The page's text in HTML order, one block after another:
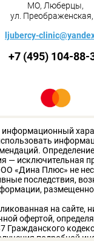
МО, Люберцы,
ул.
ljubercy-
+7 (495) 104-88-
информационный
— исключительная
«Дина Плюс» не
последствия,
на сайте,
офертой,
Гражданского
подробной